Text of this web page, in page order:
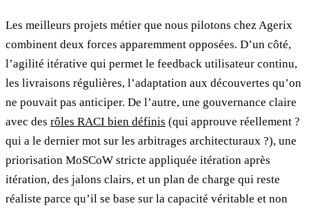
Les meilleurs projets métier que nous pilotons chez Agerix
combinent deux forces apparemment opposées. D’un côté,
l’agilité itérative qui permet le feedback utilisateur continu,
les livraisons régulières, l’adaptation aux découvertes qu’on
ne pouvait pas anticiper. De l’autre, une gouvernance claire
avec des rôles RACI bien définis (qui approuve réellement ?
qui a le dernier mot sur les arbitrages architecturaux ?), une
priorisation MoSCoW stricte appliquée itération après
itération, des jalons clairs, et un plan de charge qui reste
réaliste parce qu’il se base sur la capacité véritable et non